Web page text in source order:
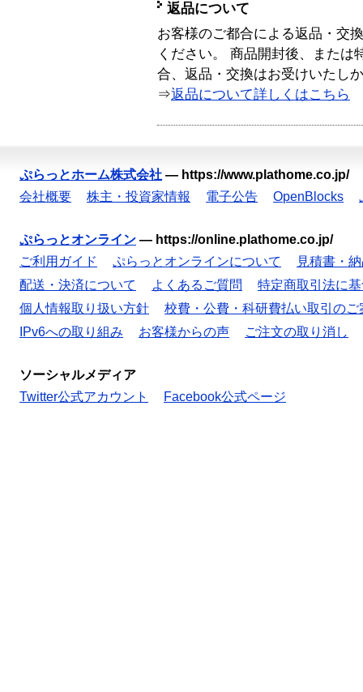
返品について
お客様のご都合による返品・交
ください。 商品開封後、または
合、返品・交換はお受けいたし
⇒返品について詳しくはこちら
ぷらっとホーム株式会社 — https://www.plathome.co.jp/
会社概要
株主・投資家情報 電子公告 OpenBlocks
ぷらっとオンライン — https://online.plathome.co.jp/
ご利用ガイド
ぷらっとオンラインについて
見積書・
配送・決済について
よくあるご質問
特定商取引法に
個人情報取り扱い方針
校費・公費・科研費払い取引のご
IPv6への取り組み
お客様からの声 ご注文の取り消し
ソーシャルメディア
Twitter公式アカウント
Facebook公式ページ